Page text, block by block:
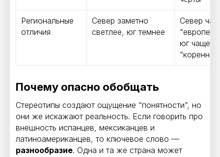
Региональные
отличия
Север заметно
светлее, юг темнее
Север
юг чаще
Почему опасно обобщать
Стереотипы создают ощущение “понятности”, но
они же искажают реальность. Если говорить про
внешность испанцев, мексиканцев и
латиноамериканцев, то ключевое слово —
разнообразие. Одна и та же страна может